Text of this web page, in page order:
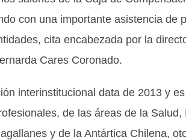
con una importante asistencia de
cita encabezada por la
Cares Coronado.
interinstitucional data de 2013 y
de las áreas de la
y de la Antártica Chilena,